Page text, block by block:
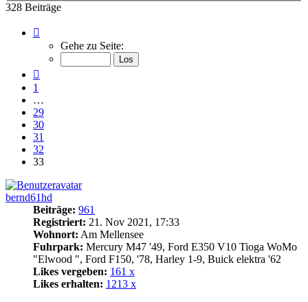
328 Beiträge
33
von
Gehe zu Seite:
1
…
29
30
31
32
33
bernd61hd
Beiträge: 961
Registriert: 21. Nov 2021, 17:33
Wohnort: Am Mellensee
Fuhrpark: Mercury M47 '49, Ford E350 V10 Tioga WoMo
"Elwood ", Ford F150, '78, Harley 1-9, Buick elektra '62
Likes vergeben: 161 x
Likes erhalten: 1213 x